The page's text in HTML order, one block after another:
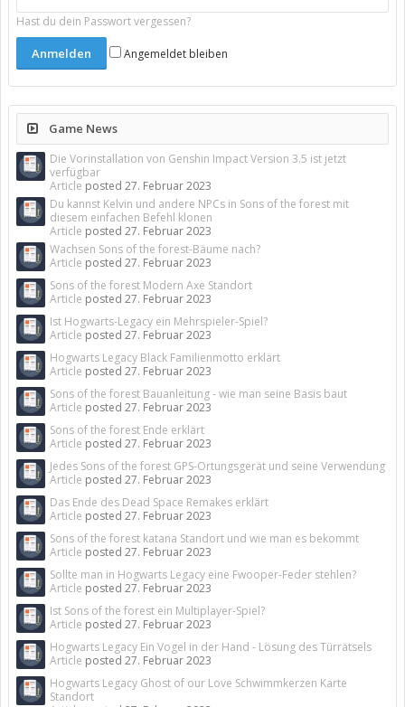
Hast du dein Passwort vergessen?
Angemeldet bleiben
Game News
Die Vorinstallation von Genshin Impact Version 3.5 ist jetzt
verfügbar
Article posted 27. Februar 2023
Du kannst Kelvin und andere NPCs in Sons of the forest mit
diesem einfachen Befehl klonen
Article posted 27. Februar 2023
Wachsen Sons of the forest-Bäume nach?
Article posted 27. Februar 2023
Sons of the forest Modern Axe Standort
Article posted 27. Februar 2023
Ist Hogwarts-Legacy ein Mehrspieler-Spiel?
Article posted 27. Februar 2023
Hogwarts Legacy Black Familienmotto erklärt
Article posted 27. Februar 2023
Sons of the forest Bauanleitung - wie man seine Basis baut
Article posted 27. Februar 2023
Sons of the forest Ende erklärt
Article posted 27. Februar 2023
Jedes Sons of the forest GPS-Ortungsgerät und seine Verwendung
Article posted 27. Februar 2023
Das Ende des Dead Space Remakes erklärt
Article posted 27. Februar 2023
Sons of the forest katana Standort und wie man es bekommt
Article posted 27. Februar 2023
Sollte man in Hogwarts Legacy eine Fwooper-Feder stehlen?
Article posted 27. Februar 2023
Ist Sons of the forest ein Multiplayer-Spiel?
Article posted 27. Februar 2023
Hogwarts Legacy Ein Vogel in der Hand - Lösung des Türrätsels
Article posted 27. Februar 2023
Hogwarts Legacy Ghost of our Love Schwimmkerzen Karte
Standort